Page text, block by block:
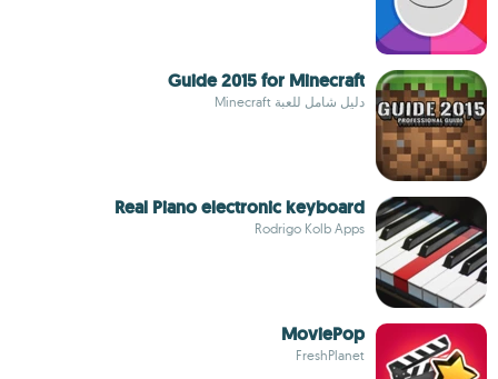
Guide 2015 for Minecraft
دليل شامل للعبة Minecraft
Real Piano electronic keyboard
Rodrigo Kolb Apps
MoviePop
FreshPlanet